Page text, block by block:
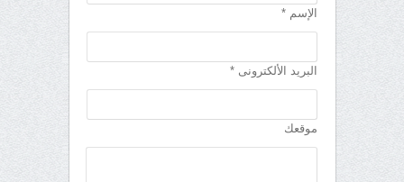
الإسم *
البريد الألكترونى *
موقعك